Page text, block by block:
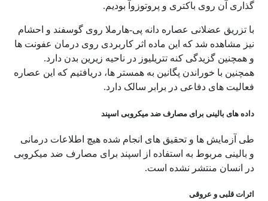
گذاری آن روی باکتری و پروتوزوآ بودیم.
با تزریق عضلانی عصاره دانه پی-هارملا روی گوسفند و احشام
نیز مشاهده شد که این ماده اثر کاربردی روی درمان عفونت ها
و همچنین گزیدگی کنه تتریلیوز در ناحیه زیرین بدن دارد.
همچنین با خوراندن پگانین به همستر ها، دریافتیم که این عصاره
فعالیت های دفاعی در برابر سالک دارد.
داده های بالینی برای مصارف ضد میکروبی اسپند
طی آزمایش ها و تحقیق های انجام شده هیچ اطلاعات درمانی
و بالینی مربوط به استفاده از اسپند برای مصارف ضد میکروبی
در انسان منتشر نشده است.
اثرات قلبی و عروقی